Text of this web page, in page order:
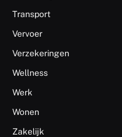
Transport
Vervoer
Verzekeringen
Wellness
Werk
Wonen
Zakelijk